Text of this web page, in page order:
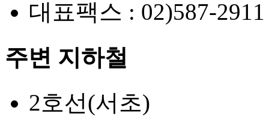
대표팩스 : 02)587-2911
주변 지하철
2호선(서초)